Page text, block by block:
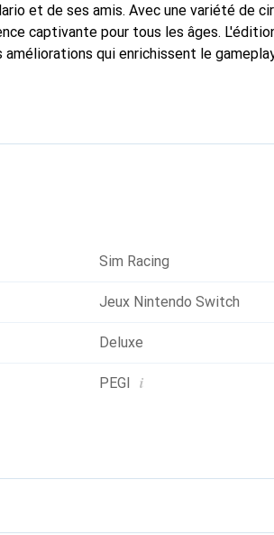
et de ses amis. Avec une variété de
captivante pour tous les âges.
qui enrichissent le
attrayants en font un jeu idéal pour
Sim Racing
Jeux Nintendo Switch
Deluxe
PEGI i